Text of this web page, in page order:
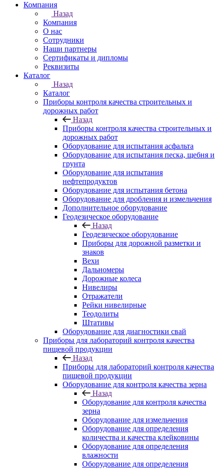
Компания
Назад
Компания
О нас
Сотрудники
Наши партнеры
Сертификаты и дипломы
Реквизиты
Каталог
Назад
Каталог
Приборы контроля качества строительных и
дорожных работ
Назад
Приборы контроля качества строительных и
дорожных работ
Оборудование для испытания асфальта
Оборудование для испытания песка, щебня и
грунта
Оборудование для испытания
нефтепродуктов
Оборудование для испытания бетона
Оборудование для дробления и измельчения
Дополнительное оборудование
Геодезическое оборудование
Назад
Геодезическое оборудование
Приборы для дорожной разметки и
знаков
Вехи
Дальномеры
Дорожные колеса
Нивелиры
Отражатели
Рейки нивелирные
Теодолиты
Штативы
Оборудование для диагностики свай
Приборы для лабораторий контроля качества
пищевой продукции
Назад
Приборы для лабораторий контроля качества
пищевой продукции
Оборудование для контроля качества зерна
Назад
Оборудование для контроля качества
зерна
Оборудование для измельчения
Оборудование для определения
количества и качества клейковины
Оборудование для определения
влажности
Оборудование для определения